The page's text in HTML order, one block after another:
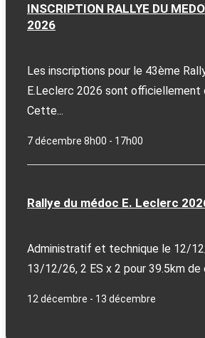
INSCRIPTION RALLYE DU
2026
Les inscriptions pour le 43ème
E.Leclerc 2026 sont officiellement
Cette...
7 décembre 8h00 - 17h00
Rallye du médoc E. Leclerc
Administratif et technique le 12/
13/12/26, 2 ES x 2 pour 39.5km de
12 décembre - 13 décembre